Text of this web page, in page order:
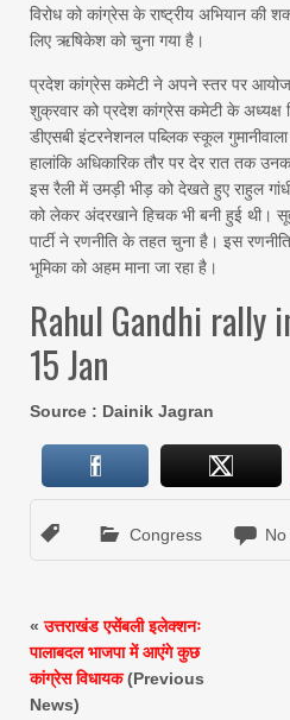
विरोध को कांग्रेस के राष्ट्रीय अभियान की
लिए ऋषिकेश को चुना गया है।
प्रदेश कांग्रेस कमेटी ने अपने स्तर पर
शुक्रवार को प्रदेश कांग्रेस कमेटी के अध्यक्ष
डीएसबी इंटरनेशनल पब्लिक स्कूल
हालांकि अधिकारिक तौर पर देर रात तक
इस रैली में उमड़ी भीड़ को देखते हुए राहुल
को लेकर अंदरखाने हिचक भी बनी हुई थी।
पार्टी ने रणनीति के तहत चुना है। इस
भूमिका को अहम माना जा रहा है।
Rahul Gandhi rally
15 Jan
Source : Dainik Jagran
Congress
«उत्तराखंड एसेंबली इलेक्शनः
पालाबदल भाजपा में आएंगे कुछ
कांग्रेस विधायक(Previous
News)